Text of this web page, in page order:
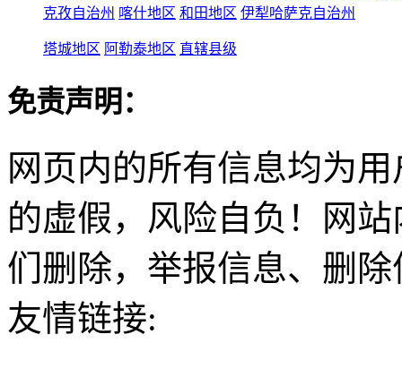
克孜自治州 喀什地区 和田地区 伊犁哈萨克自治州
塔城地区 阿勒泰地区 直辖县级
免责声明：
网页内的所有信息均为
的虚假，风险自负！网
们删除，举报信息、删
友情链接: